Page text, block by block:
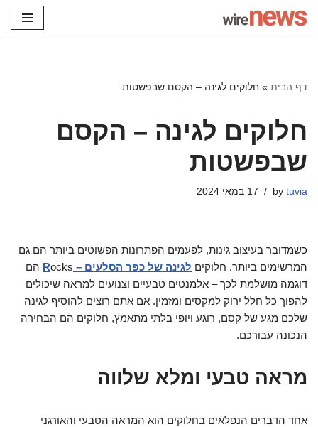
דף הבית » חלוקים לגינה – הקסם שבפשטות
חלוקים לגינה – הקסם
שבפשטות
by tuvia 17 במאי 2024
כשמדובר בעיצוב גינות, לפעמים הפתרונות הפשוטים ביותר הם גם
המרשימים ביותר. חלוקים לגינה של כפר הסלעים – R
ocks הם
דוגמה מושלמת לכך – אלמנטים טבעיים וצנועים למראה שיכולים
להפוך כל חלל ירוק למקסים ומזמין. אם אתם רוצים להוסיף לגינה
שלכם מגע של קסם, רוגע ויופי בלתי מתאמץ, חלוקים הם הבחירה
הנכונה עבורכם.
מראה טבעי ומלא שלווה
אחד הדברים הנפלאים בחלוקים הוא המראה הטבעי והאורגני